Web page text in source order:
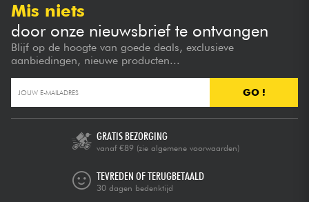
Mis niets
door onze nieuwsbrief te ontvangen
Blijf op de hoogte van goede deals, exclusieve
aanbiedingen, nieuwe producten...
GO !
GRATIS BEZORGING
vanaf €89 (zie algemene voorwaarden)
TEVREDEN OF TERUGBETAALD
30 dagen bedenktijd